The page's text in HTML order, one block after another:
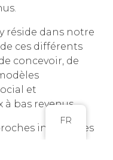
réside dans notre
ces différents
concevoir, de
et
bas revenus.
innovantes
organisations
FR